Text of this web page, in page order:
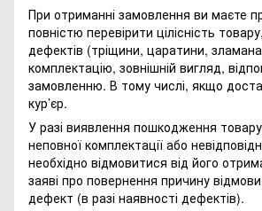
При отриманні замовлення ви маєте
повністю перевірити цілісність
дефектів (тріщини, царатини,
комплектацію, зовнішній вигляд,
замовленню. В тому числі, якщо
кур’єр.
У разі виявлення пошкодження
неповної комплектації або
необхідно відмовитися від його
заяві про повернення причину
дефект (в разі наявності дефектів).